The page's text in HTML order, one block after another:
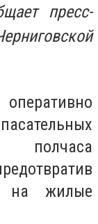
пресс-
на жилые